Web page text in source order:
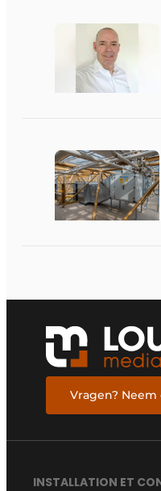
Vragen?
INSTALLATION ET